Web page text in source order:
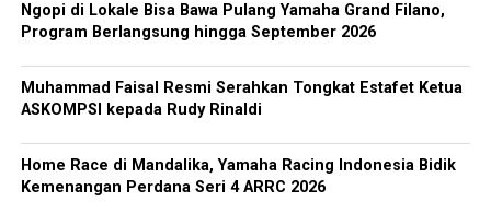
Ngopi di Lokale Bisa Bawa Pulang Yamaha Grand Filano,
Program Berlangsung hingga September 2026
Muhammad Faisal Resmi Serahkan Tongkat Estafet Ketua
ASKOMPSI kepada Rudy Rinaldi
Home Race di Mandalika, Yamaha Racing Indonesia Bidik
Kemenangan Perdana Seri 4 ARRC 2026